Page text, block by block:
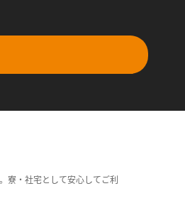
寮・社宅として安心してご利